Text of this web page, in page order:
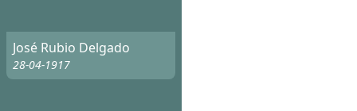
José Rubio Delgado
28-04-1917